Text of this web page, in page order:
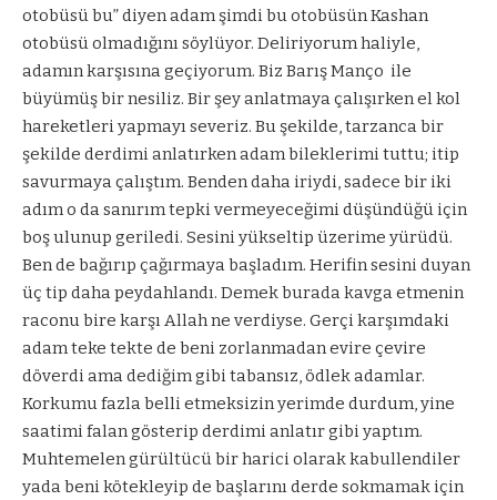
otobüsü bu” diyen adam şimdi bu otobüsün Kashan
otobüsü olmadığını söylüyor. Deliriyorum haliyle,
adamın karşısına geçiyorum. Biz Barış Manço ile
büyümüş bir nesiliz. Bir şey anlatmaya çalışırken el kol
hareketleri yapmayı severiz. Bu şekilde, tarzanca bir
şekilde derdimi anlatırken adam bileklerimi tuttu; itip
savurmaya çalıştım. Benden daha iriydi, sadece bir iki
adım o da sanırım tepki vermeyeceğimi düşündüğü için
boş ulunup geriledi. Sesini yükseltip üzerime yürüdü.
Ben de bağırıp çağırmaya başladım. Herifin sesini duyan
üç tip daha peydahlandı. Demek burada kavga etmenin
raconu bire karşı Allah ne verdiyse. Gerçi karşımdaki
adam teke tekte de beni zorlanmadan evire çevire
döverdi ama dediğim gibi tabansız, ödlek adamlar.
Korkumu fazla belli etmeksizin yerimde durdum, yine
saatimi falan gösterip derdimi anlatır gibi yaptım.
Muhtemelen gürültücü bir harici olarak kabullendiler
yada beni kötekleyip de başlarını derde sokmamak için